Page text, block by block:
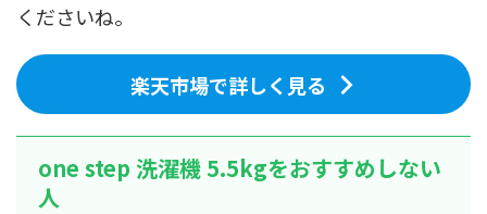
くださいね。
楽天市場で詳しく見る
one step 洗濯機 5.5kgをおすすめしない
人